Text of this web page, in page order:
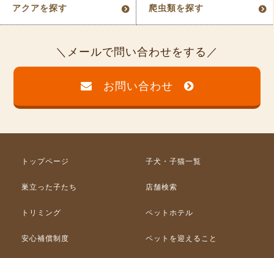
アクアを探す 爬虫類を探す
メールで問い合わせをする
お問い合わせ
トップページ 子犬・子猫一覧
巣立った子たち 店舗検索
トリミング ペットホテル
安心補償制度 ペットを迎えること